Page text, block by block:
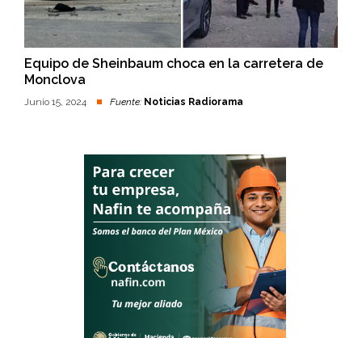
Equipo de Sheinbaum choca en la carretera de
Monclova
Junio 15, 2024 Fuente: Noticias Radiorama